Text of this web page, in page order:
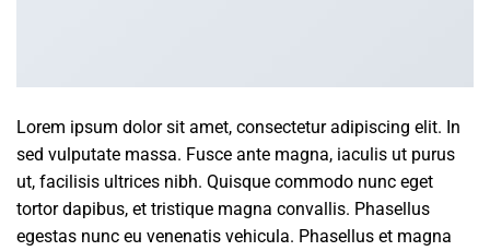
Lorem ipsum dolor sit amet, consectetur adipiscing elit. In
sed vulputate massa. Fusce ante magna, iaculis ut purus
ut, facilisis ultrices nibh. Quisque commodo nunc eget
tortor dapibus, et tristique magna convallis. Phasellus
egestas nunc eu venenatis vehicula. Phasellus et magna